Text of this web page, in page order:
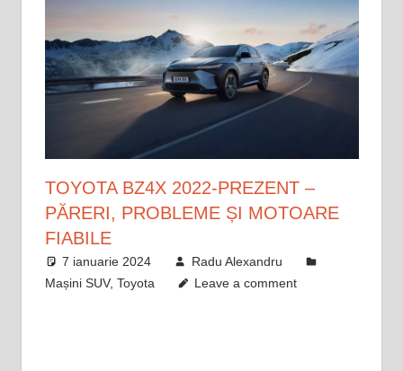
TOYOTA BZ4X 2022-PREZENT –
PĂRERI, PROBLEME ȘI MOTOARE
FIABILE
7 ianuarie 2024
Radu Alexandru
Mașini SUV, Toyota Leave a comment